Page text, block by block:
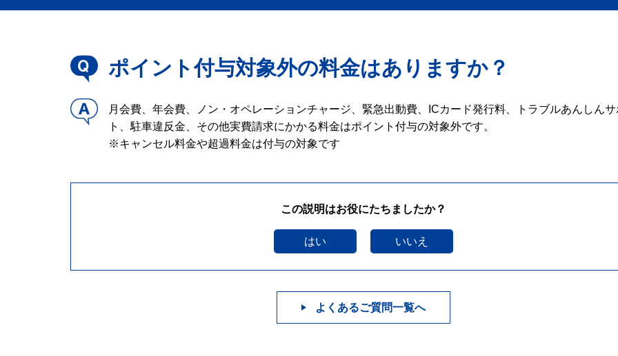
ポイント付与対象外の料金はありますか？
月会費、年会費、ノン・オペレーションチャージ、緊急出動費、ICカード発行料、トラブルあんしん
ト、駐車違反金、その他実費請求にかかる料金はポイント付与の対象外です。
※キャンセル料金や超過料金は付与の対象です
この説明はお役にたちましたか？
はい いいえ
よくあるご質問一覧へ